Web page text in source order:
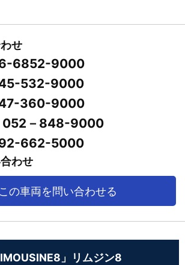
せ
6852-9000
532-9000
360-9000
052－848-9000
662-5000
わせ
この車両を問い合わせる
」リムジン8